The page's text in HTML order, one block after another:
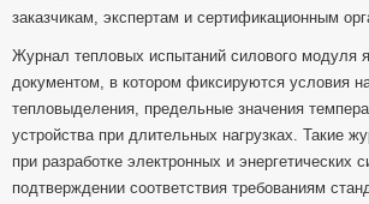
заказчикам, экспертам и сертификационным
Журнал тепловых испытаний силового модуля
документом, в котором фиксируются условия
тепловыделения, предельные значения
устройства при длительных нагрузках. Такие
при разработке электронных и энергетических
подтверждении соответствия требованиям